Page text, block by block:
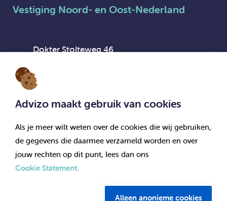
Advizo maakt gebruik van cookies
Als je meer wilt weten over de cookies die wij gebruiken,
de gegevens die daarmee verzameld worden en over
jouw rechten op dit punt, lees dan ons
Cookie Statement
Alleen anonieme cookies
Vestiging Noord- en Oost-Nederland
Dokter Stolteweg 46
Vestiging Flexpool Advizo Interim